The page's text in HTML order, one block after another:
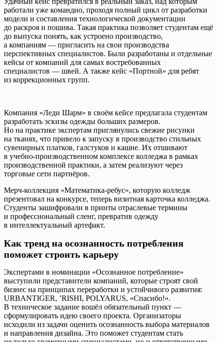
работали уже командно, проходя полный цикл от разработки
модели и составления технологической документации
до раскроя и пошива. Такая практика позволяет студентам ещё
до выпуска понять, как устроено производство,
а компаниям — пригласить на свои производства
перспективных специалистов. Были разработаны и отдельные
кейсы от компаний для самых востребованных
специалистов — швей. А также кейс «Портной» для ребят
из коррекционных групп.
Компания «Леди Шарм» в своём кейсе предлагала студентам
разработать эскизы одежды больших размеров.
Но на практике экспертам приглянулись свежие рисунки
на тканях, что привело к запуску в производство стильных
сувенирных платков, галстуков и кашне. Их отшивают
в учебно-производственном комплексе колледжа в рамках
производственной практики, а затем реализуют через
торговые сети партнёров.
Мерч-коллекция «Математика-ребус», которую колледж
презентовал на конкурсе, теперь визитная карточка колледжа.
Студенты зашифровали в принты отраслевые термины
и профессиональный сленг, превратив одежду
в интеллектуальный артефакт.
Как тренд на осознанность потребления
поможет строить карьеру
Экспертами в номинации «Осознанное потребление»
выступили представители компаний, которые строят свой
бизнес на принципах переработки и устойчивого развития:
URBANTIGER, ’RISHI, POLYARUS, «Спасибо!».
В техническое задание вошёл обязательный пункт —
сформулировать идею своего проекта. Организаторы
исходили из задачи оценить осознанность выбора материалов
и направления дизайна. Это поможет студентам стать